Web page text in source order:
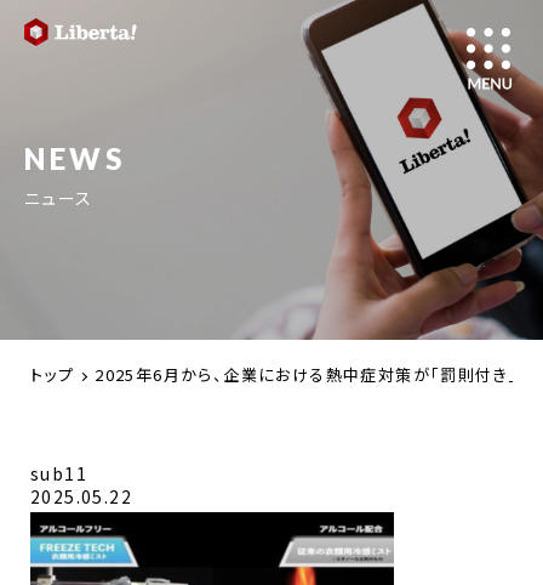
NEWS
ニュース
トップ 2025年6月から、企業における熱中症対策が「罰則付き」
sub11
2025.05.22